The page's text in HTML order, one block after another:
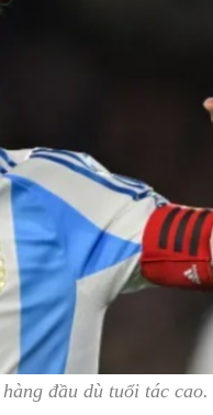
đầu dù tuổi tác cao.